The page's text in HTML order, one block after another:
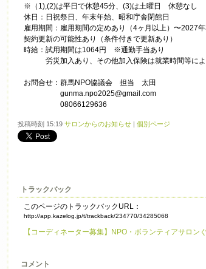
※（1),(2)は平日で休憩45分、(3)は土曜日 休憩なし
休日：日祝祭日、年末年始、昭和庁舎閉館日
雇用期間：雇用期間の定めあり（4ヶ月以上）〜2027
契約更新の可能性あり（条件付きで更新あり）
時給：試用期間は1064円 ※通勤手当あり
労災加入あり、その他加入保険は就業時間等によ
お問合せ：群馬NPO協議会 担当 太田
gunma.npo2025@gmail.com
08066129636
投稿時刻 15:19 サロンからのお知らせ | 個別ページ
トラックバック
このページのトラックバックURL：
http://app.kazelog.jp/t/trackback/234770/34285068
【コーディネーター募集】NPO・ボランティアサロン
コメント